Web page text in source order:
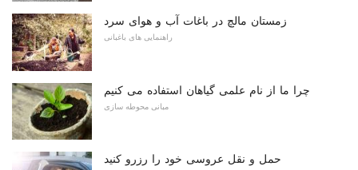
زمستان مالچ در باغات آب و هوای سرد
راهنمایی های باغبانی
چرا ما از نام علمی گیاهان استفاده می کنیم
مبانی محوطه سازی
حمل و نقل عروسی خود را رزرو کنید